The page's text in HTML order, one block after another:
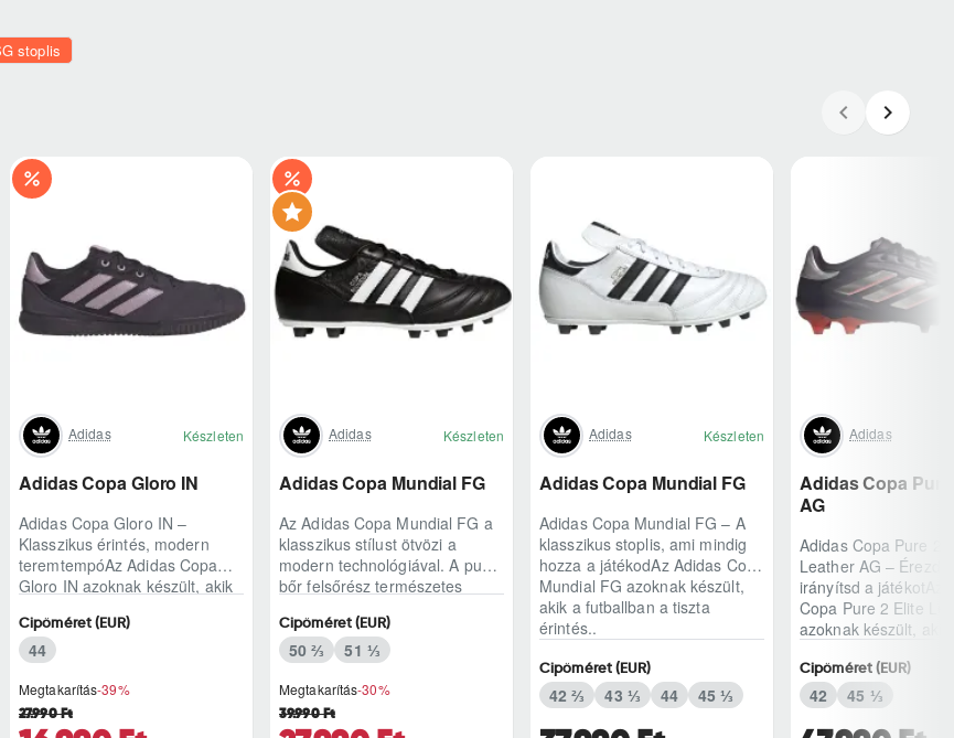
stoplis
Adidas Készleten
Adidas Copa Gloro IN
Adidas Copa Gloro IN –
Klasszikus érintés, modern
teremtempóAz Adidas Copa
Gloro IN azoknak készült, akik
természetes lab..
Megtakarítás-39%
27.990 Ft
Cipőméret (EUR)
44
Adidas Készleten
Adidas Copa Mundial FG
Az Adidas Copa Mundial FG a
klasszikus stílust ötvözi a
modern technológiával. A puha
bőr felsőrész természetes
Könnyített kia..
Megtakarítás-30%
39.990 Ft
Cipőméret (EUR)
50 ⅔ 51 ⅓
Adidas Készleten
Adidas Copa Mundial FG
Adidas Copa Mundial FG – A
klasszikus stoplis, ami mindig
hozza a játékodAz Adidas Copa
Mundial FG azoknak készült,
akik a futballban a tiszta
érintés..
Cipőméret (EUR)
42 ⅔ 43 ⅓ 44 45 ⅓
Adidas
Adidas Copa
AG
Adidas Copa Pure 2
Leather AG – Érezd
irányítsd a játékotAz
Copa Pure 2 Elite
azoknak készült, akik
Cipőméret (EUR)
42 45 ⅓